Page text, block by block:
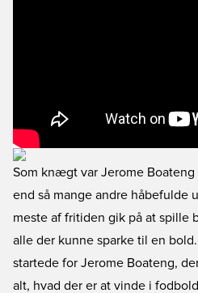
Som knægt var Jerome
end så mange andre håbefulde
meste af fritiden gik på at spille
alle der kunne sparke til en
startede for Jerome Boateng,
alt, hvad der er at vinde i